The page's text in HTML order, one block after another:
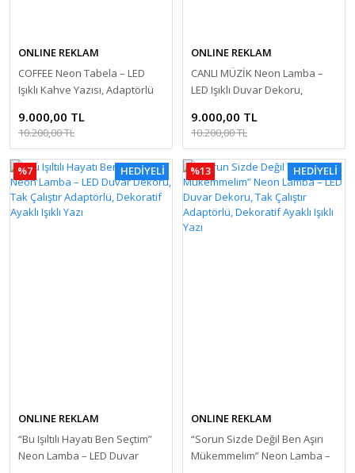
ONLINE REKLAM
COFFEE Neon Tabela – LED
Işıklı Kahve Yazısı, Adaptörlü
Dekorasyon Neon Lamba
9.000,00 TL
10.200,00 TL
ONLINE REKLAM
CANLI MÜZİK Neon Lamba –
LED Işıklı Duvar Dekoru,
Bar Restoran İçin Neon
Tabela
9.000,00 TL
10.200,00 TL
%7 HEDİYELİ
ONLINE REKLAM
“Bu Işıltılı Hayatı Ben Seçtim”
Neon Lamba – LED Duvar
%13 HEDİYELİ
ONLINE REKLAM
“Sorun Sizde Değil Ben Aşırı
Mükemmelim” Neon Lamba –